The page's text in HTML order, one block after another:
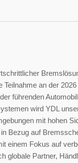
an der
führenden
wird YDL
mit hohen
Bezug auf
einem Fokus auf
Partner,